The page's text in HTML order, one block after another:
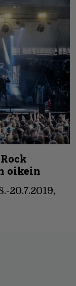
oikein
20.7.2019,